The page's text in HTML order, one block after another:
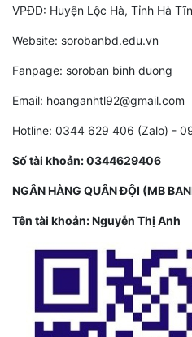
VPĐD: Huyện Lộc Hà, Tỉnh Hà
Website: sorobanbd.edu.vn
Fanpage: soroban binh duong
Email: hoanganhtl92@gmail.com
Hotline: 0344 629 406 (Zalo) -
Số tài khoản: 0344629406
NGÂN HÀNG QUÂN ĐỘI (MB
Tên tài khoản: Nguyễn Thị Anh